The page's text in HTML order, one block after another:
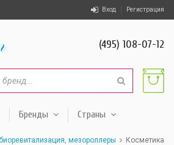
Вход Регистрация
(495) 108-07-12
Бренды Страны
мезороллеры
Косметика